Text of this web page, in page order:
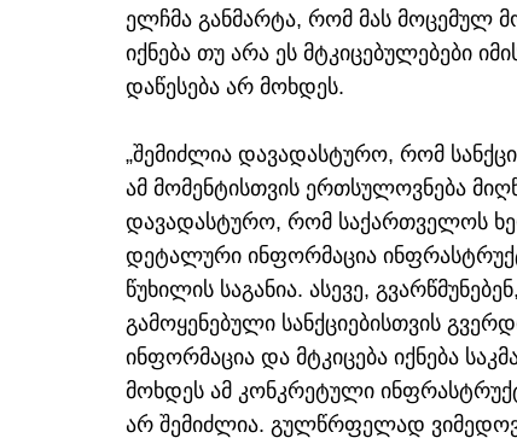
ელჩმა განმარტა, რომ მას მოცემულ
იქნება თუ არა ეს მტკიცებულებები
დაწესება არ მოხდეს.
„შემიძლია დავადასტურო, რომ
ამ მომენტისთვის ერთსულოვნება
დავადასტურო, რომ საქართველოს
დეტალური ინფორმაცია
წუხილის საგანია. ასევე,
გამოყენებული სანქციებისთვის
ინფორმაცია და მტკიცება იქნება
მოხდეს ამ კონკრეტული
არ შემიძლია. გულწრფელად